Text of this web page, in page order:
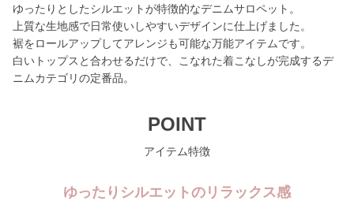
ゆったりとしたシルエットが特徴的なデニムサロペット。
上質な生地感で日常使いしやすいデザインに仕上げました。
裾をロールアップしてアレンジも可能な万能アイテムです。
白いトップスと合わせるだけで、こなれた着こなしが完成するデ
ニムカテゴリの定番品。
POINT
アイテム特徴
ゆったりシルエットのリラックス感